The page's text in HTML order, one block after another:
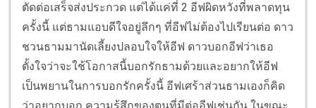
ตัดต่อเสร็จส่งประกวด แต่ได้แค่ที่ 2 อีฟผิดหวังที่พลาดทุน
ครั้งนี้ แต่ธามแอบดีใจอยู่ลึกๆ ที่อีฟไม่ต้องไปเรียนต่อ ดาว
ชวนธามมานัดเลี้ยงปลอบใจให้อีฟ ดาวบอกอีฟว่าเธอ
ตั้งใจว่าจะใช้โอกาสนี้บอกรักธามด้วยและอยากให้อีฟ
เป็นพยานในการบอกรักครั้งนี้ อีฟเศร้าส่วนธามเองก็คิด